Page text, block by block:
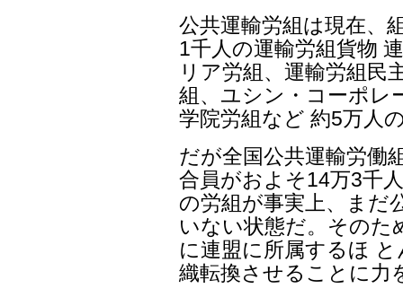
公共運輸労組は現在、
1千人の運輸労組貨物
リア労組、運輸労組民
組、ユシン・コーポレ
学院労組など 約5万人
だが全国公共運輸労働
合員がおよそ14万3千
の労組が事実上、まだ
いない状態だ。そのた
に連盟に所属するほ
織転換させることに力